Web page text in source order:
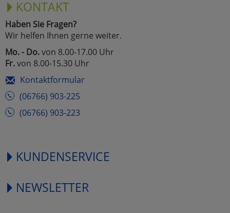
KONTAKT
Haben Sie Fragen?
Wir helfen Ihnen gerne weiter.
Mo. - Do.von 8.00-17.00 Uhr
Fr.von 8.00-15.30 Uhr
Kontaktformular
(06766) 903-225
(06766) 903-223
KUNDENSERVICE
NEWSLETTER